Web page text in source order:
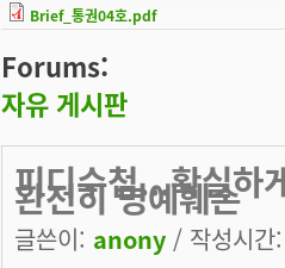
Brief_통권04호.pdf
Forums:
자유 게시판
피디수첩...확실하
완전히 명예훼손
글쓴이: anony / 작성시